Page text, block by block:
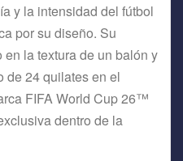
y la intensidad del fútbol
por su diseño. Su
la textura de un balón y
de 24 quilates en el
FIFA World Cup 26™
dentro de la